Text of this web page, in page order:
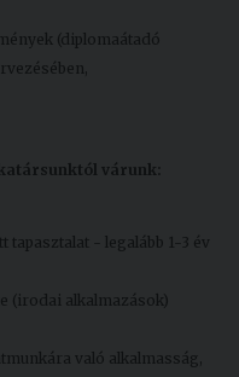
(diplomaátadó
várunk:
- legalább 1-3 év
(irodai alkalmazások)
való alkalmasság,